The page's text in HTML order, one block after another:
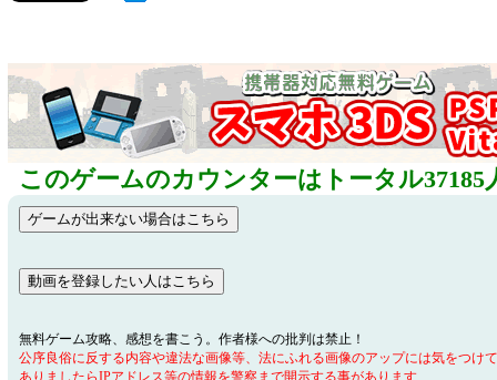
このゲームのカウンターはトータル37185
無料ゲーム攻略、感想を書こう。作者様への批判は禁止！
公序良俗に反する内容や違法な画像等、法にふれる画像のアップには気をつけ
ありましたらIPアドレス等の情報を警察まで開示する事があります